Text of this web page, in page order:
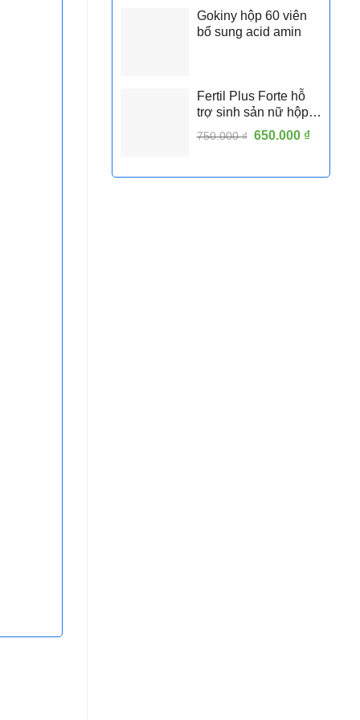
Gokiny hộp 60 viên
bổ sung acid amin
Fertil Plus Forte hỗ
trợ sinh sản nữ hộp
750.000₫ Giá
650.000 ₫